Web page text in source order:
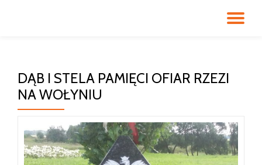
DĄB I STELA PAMIĘCI OFIAR RZEZI
NA WOŁYNIU